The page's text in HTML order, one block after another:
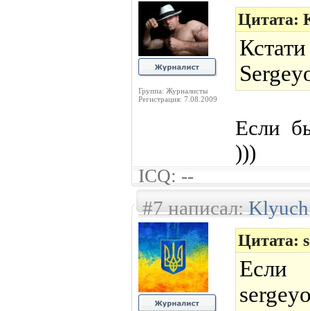
Группа: Журналисты
Регистрация: 7.08.2009
Цитата:
Если
)))
ICQ: --
#7 написал:Klyuch
Цитата: